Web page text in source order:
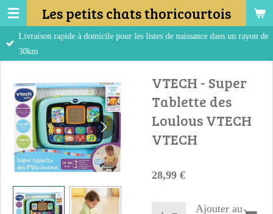
Passer
au
contenu
Les petits chats thoricourtois
Livraison rapide à domicile pour les listes de naissance dans un rayon de
30km
VTECH - Super
Tablette des
Loulous VTECH
VTECH
28,99 €
Ajouter au